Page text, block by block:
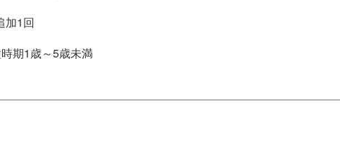
加1回
期1歳～5歳未満